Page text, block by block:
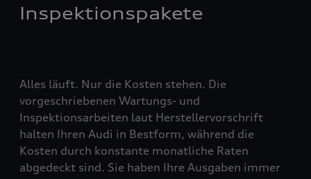
Inspektionspakete
Alles läuft. Nur die Kosten stehen. Die
vorgeschriebenen Wartungs- und
Inspektionsarbeiten laut Herstellervorschrift
halten Ihren Audi in Bestform, während die
Kosten durch konstante monatliche Raten
abgedeckt sind. Sie haben Ihre Ausgaben immer